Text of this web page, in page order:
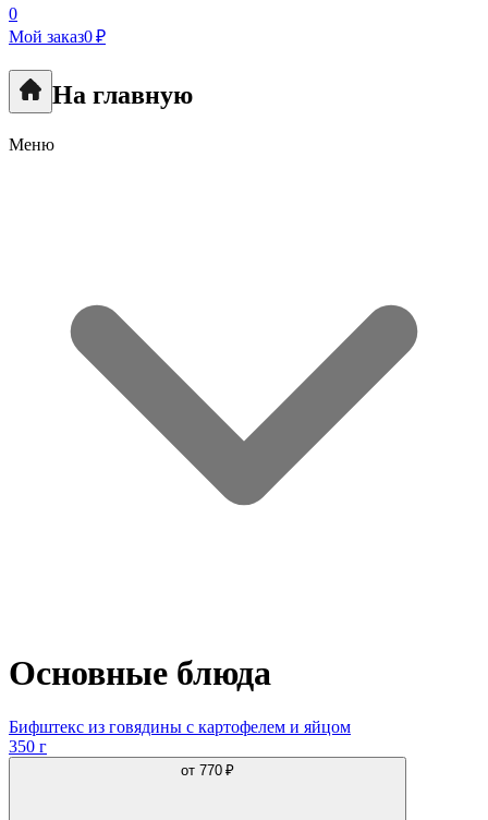
0
Мой заказ0 ₽
На главную
Меню
Основные блюда
Бифштекс из говядины с картофелем и яйцом
350 г
от 770 ₽